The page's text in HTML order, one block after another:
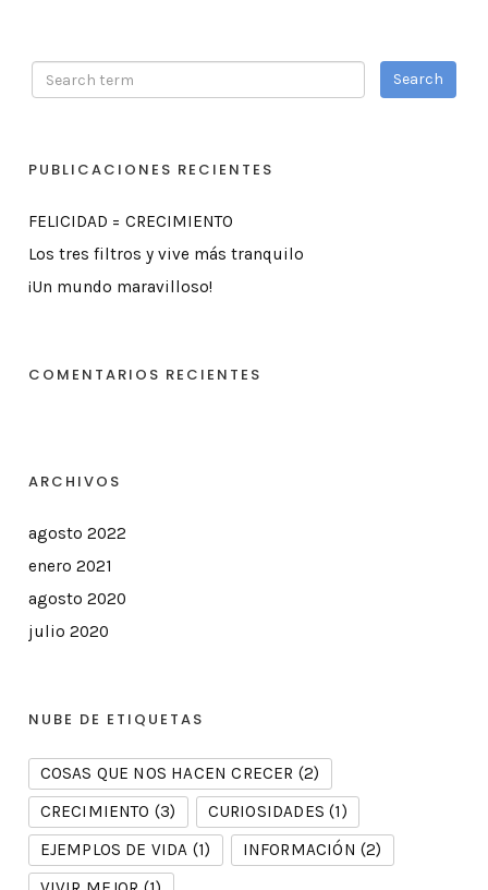
PUBLICACIONES RECIENTES
FELICIDAD = CRECIMIENTO
Los tres filtros y vive más tranquilo
¡Un mundo maravilloso!
COMENTARIOS RECIENTES
ARCHIVOS
agosto 2022
enero 2021
agosto 2020
julio 2020
NUBE DE ETIQUETAS
COSAS QUE NOS HACEN CRECER (2)
CRECIMIENTO (3) CURIOSIDADES (1)
EJEMPLOS DE VIDA (1) INFORMACIÓN (2)